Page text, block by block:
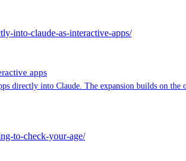
into-claude-as-interactive-apps/
apps
directly into Claude. The expansion builds on the
to-check-your-age/